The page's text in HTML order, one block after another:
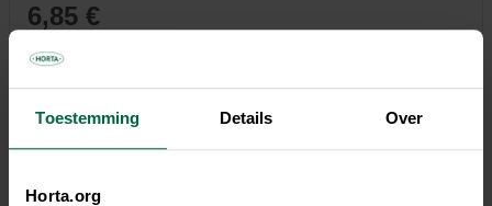
Toestemming Details Over
Horta.org
6,85 €
Tous les magasins n'ont pas la même gamme